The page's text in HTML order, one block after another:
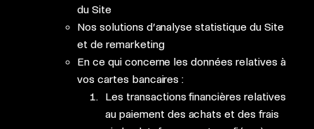
du Site
Nos solutions d’analyse statistique du Site
et de remarketing
En ce qui concerne les données relatives à
vos cartes bancaires :
Les transactions financières relatives
au paiement des achats et des frais